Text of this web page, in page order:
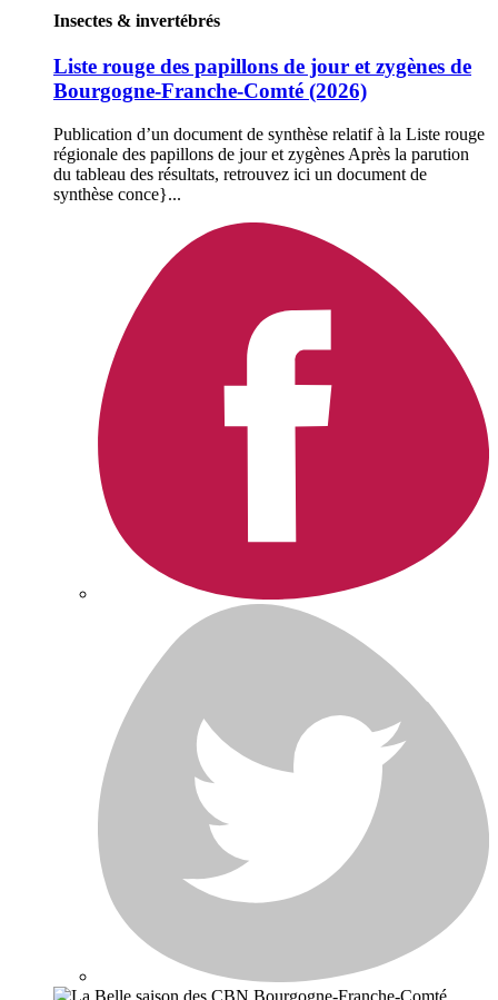
Insectes & invertébrés
Liste rouge des papillons de jour et zygènes de
Bourgogne-Franche-Comté (2026)
Publication d’un document de synthèse relatif à la Liste rouge
régionale des papillons de jour et zygènes Après la parution
du tableau des résultats, retrouvez ici un document de
synthèse conce}...